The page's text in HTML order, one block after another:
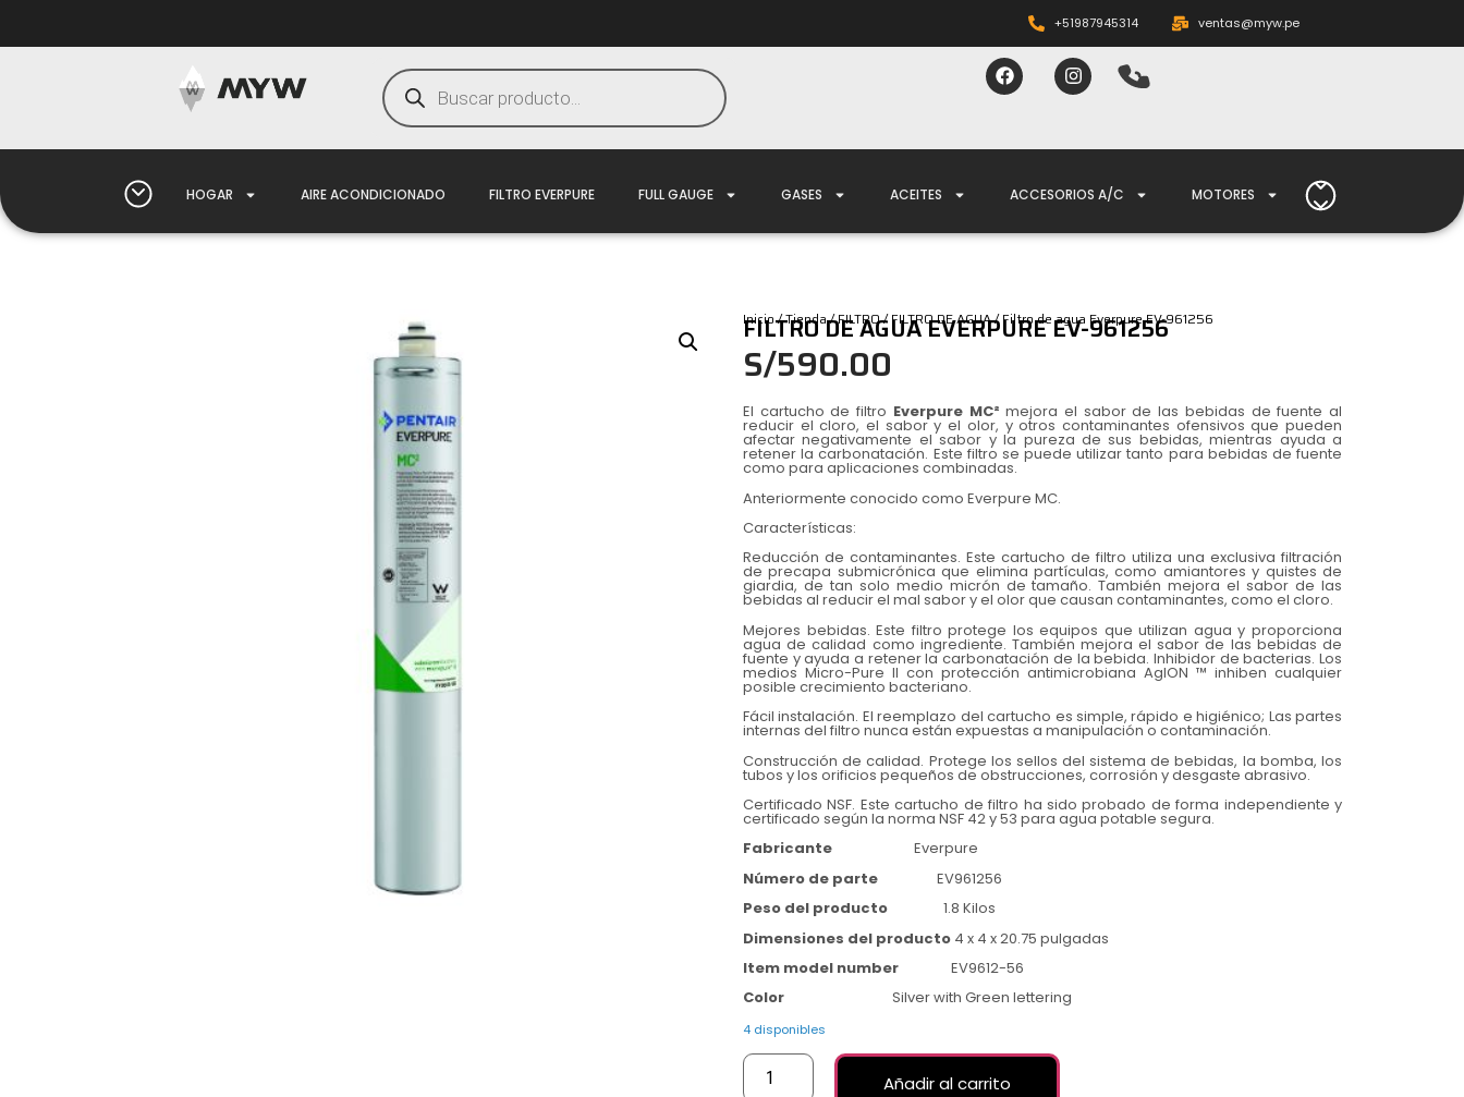
+51987945314 ventas@myw.pe
HOGAR AIRE ACONDICIONADO FILTRO EVERPURE FULL GAUGE GASES ACEITES ACCESORIOS A/C MOTORES
Inicio/Tienda/FILTRO/FILTRO DE AGUA/ Filtro de agua Everpure EV-961256
FILTRO DE AGUA EVERPURE EV-961256
S/590.00
El cartucho de filtro Everpure MC² mejora el sabor de las bebidas de fuente al
reducir el cloro, el sabor y el olor, y otros contaminantes ofensivos que pueden
afectar negativamente el sabor y la pureza de sus bebidas, mientras ayuda a
retener la carbonatación. Este filtro se puede utilizar tanto para bebidas de fuente
como para aplicaciones combinadas.
Anteriormente conocido como Everpure MC.
Características:
Reducción de contaminantes. Este cartucho de filtro utiliza una exclusiva filtración
de precapa submicrónica que elimina partículas, como amiantores y quistes de
giardia, de tan solo medio micrón de tamaño. También mejora el sabor de las
bebidas al reducir el mal sabor y el olor que causan contaminantes, como el cloro.
Mejores bebidas. Este filtro protege los equipos que utilizan agua y proporciona
agua de calidad como ingrediente. También mejora el sabor de las bebidas de
fuente y ayuda a retener la carbonatación de la bebida. Inhibidor de bacterias. Los
medios Micro-Pure II con protección antimicrobiana AgION ™ inhiben cualquier
posible crecimiento bacteriano.
Fácil instalación. El reemplazo del cartucho es simple, rápido e higiénico; Las partes
internas del filtro nunca están expuestas a manipulación o contaminación.
Construcción de calidad. Protege los sellos del sistema de bebidas, la bomba, los
tubos y los orificios pequeños de obstrucciones, corrosión y desgaste abrasivo.
Certificado NSF. Este cartucho de filtro ha sido probado de forma independiente y
certificado según la norma NSF 42 y 53 para agua potable segura.
Fabricante Everpure
Número de parte EV961256
Peso del producto 1.8 Kilos
Dimensiones del producto 4 x 4 x 20.75 pulgadas
Item model number
EV9612-56
Color
Silver with Green lettering
4 disponibles
Añadir al carrito